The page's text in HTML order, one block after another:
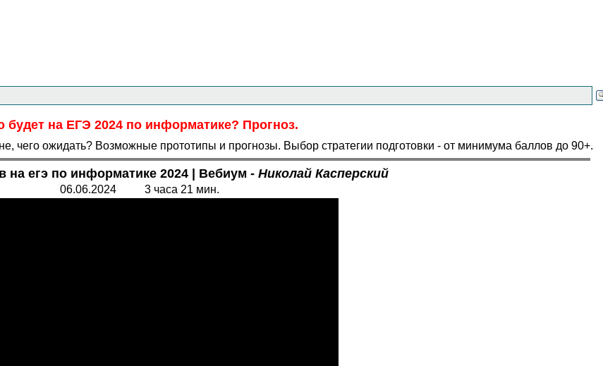
будет на ЕГЭ 2024 по информатике? Прогноз.
чего ожидать? Возможные прототипы и прогнозы. Выбор стратегии подготовки - от минимума баллов до 90+.
на егэ по информатике 2024 | Вебиум - Николай Касперский
06.06.2024 3 часа 21 мин.